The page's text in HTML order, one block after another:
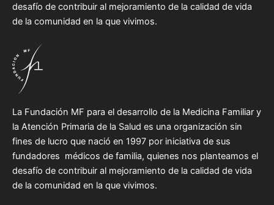
desafío de contribuir al mejoramiento de la calidad de vida
de la comunidad en la que vivimos.
La Fundación MF para el desarrollo de la Medicina Familiar y
la Atención Primaria de la Salud es una organización sin
fines de lucro que nació en 1997 por iniciativa de sus
fundadores médicos de familia, quienes nos planteamos el
desafío de contribuir al mejoramiento de la calidad de vida
de la comunidad en la que vivimos.